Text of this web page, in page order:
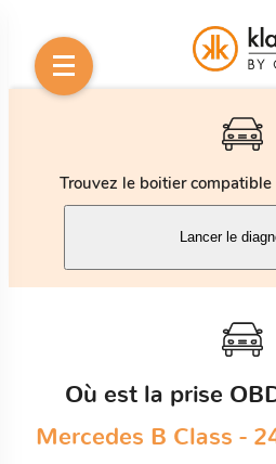
Trouvez le boitier compatible
Lancer le
Où est la prise
Mercedes B Class -